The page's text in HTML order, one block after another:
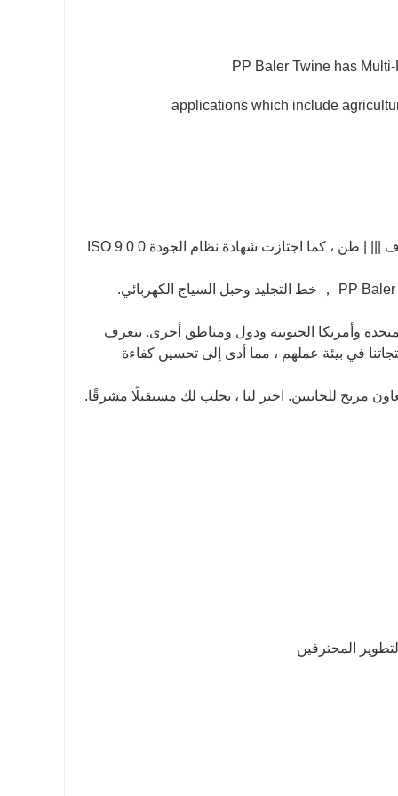
PP Baler Twine has
applications which include
Taian Rope Limited Company ||| تبلغ الطاقة الإنتاجية السنوية أكثر من 5 آلاف ||| | طن ، كما اجتازت شهادة نظام الجودة ISO 9 0 0
وأمريكا الجنوبية ودول ومناطق أخرى. يتعرف
في بيئة عملهم ، مما أدى إلى تحسين كفاءة
مربح للجانبين. اختر لنا ، تجلب لك مستقبلًا مشرقًا.
المحترفين